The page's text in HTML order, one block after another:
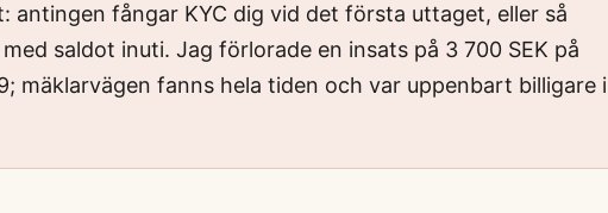
antingen fångar KYC dig vid det första uttaget, eller så
saldot inuti. Jag förlorade en insats på 3 700 SEK på
mäklarvägen fanns hela tiden och var uppenbart billigare i